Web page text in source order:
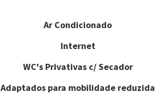
Ar Condicionado
Internet
WC's Privativas c/ Secador
Adaptados para mobilidade reduzida